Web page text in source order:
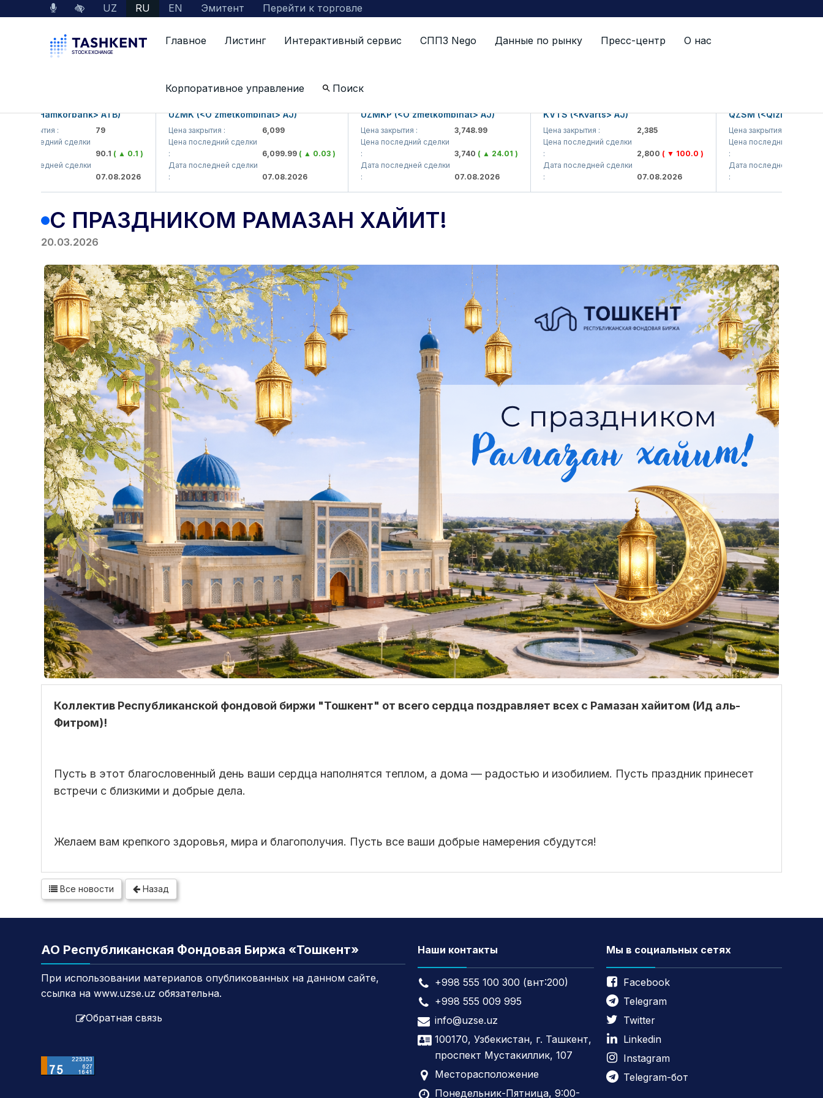
UZ RU EN Эмитент Перейти к торговле
Главное Листинг Интерактивный сервис СППЗ Nego Данные по рынку Пресс-центр О нас
Корпоративное управление Поиск
Новости С праздником Рамазан хайит!
(<Hamkorbank> ATB)
сделки
( ▲ 0.1 )
сделки
07.08.2026
UZMK (<O'zmetkombinat> AJ)
Цена закрытия :
Цена последний сделки
6,099.99( ▲ 0.03 )
Дата последней сделки
07.08.2026
UZMKP (<O'zmetkombinat> AJ)
Цена закрытия :
3,748.99
Цена последний сделки
3,740( ▲ 24.01 )
Дата последней сделки
07.08.2026
KVTS (<Kvarts> AJ)
Цена закрытия :
Цена последний сделки
2,800( ▼ 100.0 )
Дата последней сделки
07.08.2026
QZSM (<Qizilqumsement>
Цена закрытия :
Цена последний сделки
Дата последней сделки
С ПРАЗДНИКОМ РАМАЗАН ХАЙИТ!
20.03.2026
Коллектив Республиканской фондовой биржи "Тошкент" от всего сердца поздравляет всех с Рамазан хайитом (Ид аль-
Фитром)!
Пусть в этот благословенный день ваши сердца наполнятся теплом, а дома — радостью и изобилием. Пусть праздник принесет
встречи с близкими и добрые дела.
Желаем вам крепкого здоровья, мира и благополучия. Пусть все ваши добрые намерения сбудутся!
Все новости Назад
АО Республиканская Фондовая Биржа «Тошкент»
При использовании материалов опубликованных на данном сайте,
ссылка на www.uzse.uz обязательна.
Обратная связь
Наши контакты
+998 555 100 300 (внт:200)
+998 555 009 995
info@uzse.uz
100170, Узбекистан, г. Ташкент,
проспект Мустакиллик, 107
Месторасположение
Понедельник-Пятница, 9:00-
Мы в социальных сетях
Facebook
Telegram
Twitter
Linkedin
Instagram
Telegram-бот